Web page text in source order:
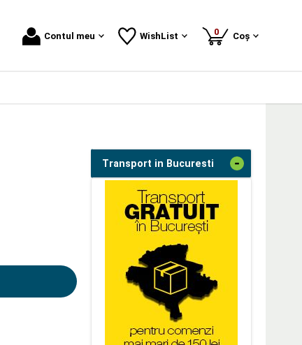
Contul meu WishList 0produse
Coș
Transport in Bucuresti -